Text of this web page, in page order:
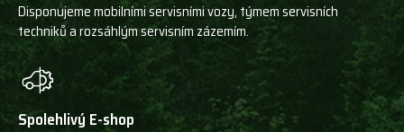
Disponujeme mobilními servisními vozy, týmem servisních
techniků a rozsáhlým servisním zázemím.
Spolehlivý E-shop